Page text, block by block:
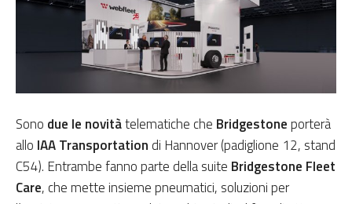
Sono due le novitàtelematiche che Bridgestoneporterà
allo IAA Transportation di Hannover (padiglione 12, stand
C54). Entrambe fanno parte della suite Bridgestone Fleet
Care, che mette insieme pneumatici, soluzioni per